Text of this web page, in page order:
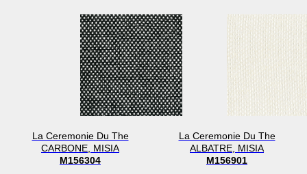
La Ceremonie Du The
CARBONE, MISIA
M156304
La Ceremonie Du The
ALBATRE, MISIA
M156901